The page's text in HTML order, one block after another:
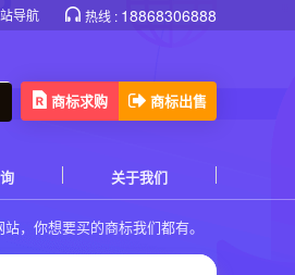
导航 热线 : 18868306888
商标求购 商标出售
关于我们
，你想要买的商标我们都有。